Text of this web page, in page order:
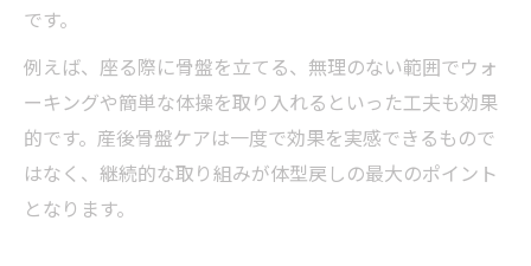
産後骨盤ケアが不安解消に役立つ具体的な
理由
骨盤矯正の効果と産後骨盤ケアの相乗効果
とは
安心して受けられる産後骨盤ケアの選び方
です。
例えば、座る際に骨盤を立てる、無理のない範囲でウォ
ーキングや簡単な体操を取り入れるといった工夫も効果
的です。産後骨盤ケアは一度で効果を実感できるもので
はなく、継続的な取り組みが体型戻しの最大のポイント
となります。